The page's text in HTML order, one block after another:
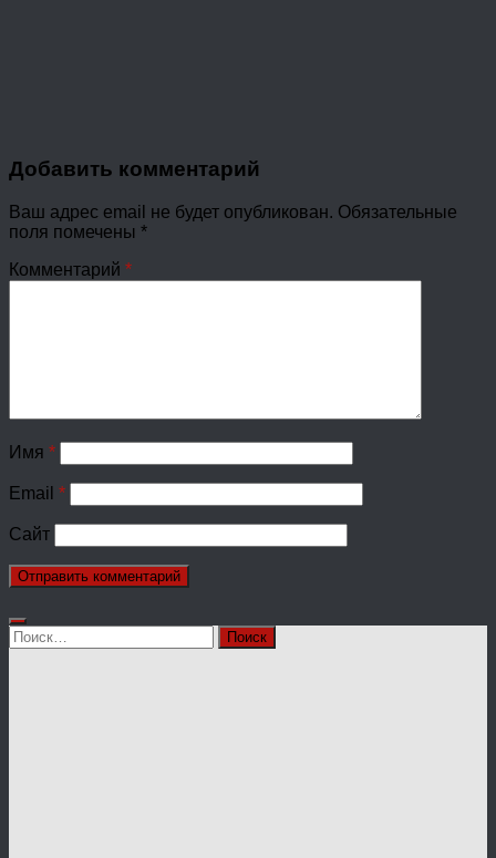
Добавить комментарий
Ваш адрес email не будет опубликован. Обязательные
поля помечены *
Комментарий *
Имя *
Email *
Сайт
Найти: